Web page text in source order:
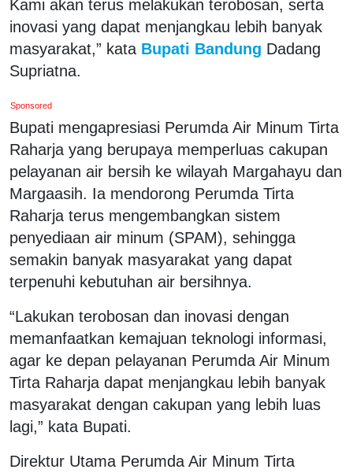
Kami akan terus melakukan terobosan, serta
inovasi yang dapat menjangkau lebih banyak
masyarakat,” kata Bupati Bandung Dadang
Supriatna.
Sponsored
Bupati mengapresiasi Perumda Air Minum Tirta
Raharja yang berupaya memperluas cakupan
pelayanan air bersih ke wilayah Margahayu dan
Margaasih. Ia mendorong Perumda Tirta
Raharja terus mengembangkan sistem
penyediaan air minum (SPAM), sehingga
semakin banyak masyarakat yang dapat
terpenuhi kebutuhan air bersihnya.
“Lakukan terobosan dan inovasi dengan
memanfaatkan kemajuan teknologi informasi,
agar ke depan pelayanan Perumda Air Minum
Tirta Raharja dapat menjangkau lebih banyak
masyarakat dengan cakupan yang lebih luas
lagi,” kata Bupati.
Direktur Utama Perumda Air Minum Tirta